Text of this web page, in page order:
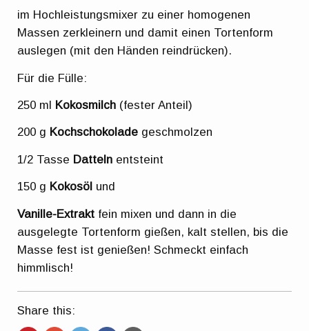
im Hochleistungsmixer zu einer homogenen
Massen zerkleinern und damit einen Tortenform
auslegen (mit den Händen reindrücken).
Für die Fülle:
250 ml Kokosmilch (fester Anteil)
200 g Kochschokolade geschmolzen
1/2 Tasse Datteln entsteint
150 g Kokosöl und
Vanille-Extrakt fein mixen und dann in die
ausgelegte Tortenform gießen, kalt stellen, bis die
Masse fest ist genießen! Schmeckt einfach
himmlisch!
Share this: